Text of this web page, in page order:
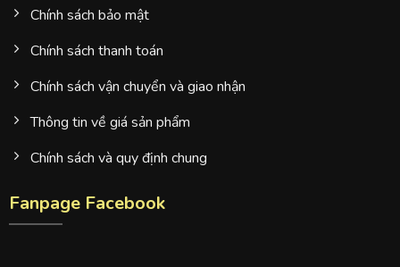
Chính sách bảo mật
Chính sách thanh toán
Chính sách vận chuyển và giao nhận
Thông tin về giá sản phẩm
Chính sách và quy định chung
Fanpage Facebook